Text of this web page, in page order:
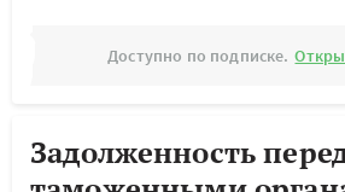
Доступно по подписке.
Задолженность